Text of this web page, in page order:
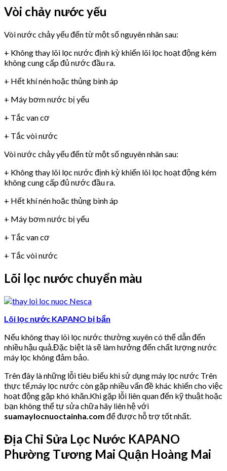
Vòi chảy nước yếu
Vòi nước chảy yếu đến từ một số nguyên nhân sau:
+ Không thay lõi lọc nước định kỳ khiến lõi lọc hoạt động kém
không cung cấp đủ nước đầu ra.
+ Hết khí nén hoặc thủng bình áp
+ Máy bơm nước bị yếu
+ Tắc van cơ
+ Tắc vòi nước
Vòi nước chảy yếu đến từ một số nguyên nhân sau:
+ Không thay lõi lọc nước định kỳ khiến lõi lọc hoạt động kém
không cung cấp đủ nước đầu ra.
+ Hết khí nén hoặc thủng bình áp
+ Máy bơm nước bị yếu
+ Tắc van cơ
+ Tắc vòi nước
Lõi lọc nước chuyển màu
Lõi lọc nước KAPANO bị bẩn
Nếu không thay lõi lọc nước thường xuyên có thể dẫn đến
nhiều hậu quả.Đặc biệt là sẽ làm hưởng đến chất lượng nước
máy lọc không đảm bảo.
Trên đây là những lỗi tiêu biểu khi sử dụng máy lọc nước Trên
thực tế,máy lọc nước còn gặp nhiều vấn đề khác khiến cho việc
hoạt động gặp khó khăn.Khi gặp lỗi liên quan đến kỹ thuật hoặc
bạn không thể tự sửa chữa hãy liên hệ với
suamaylocnuoctainha.com để được hỗ trợ tốt nhất.
Địa Chỉ Sửa Lọc Nước KAPANO
Phường Tương Mai Quận Hoàng Mai